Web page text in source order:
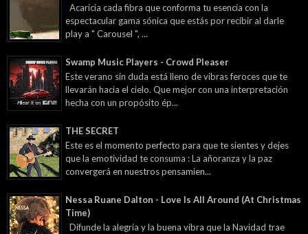
Acaricia cada fibra que conforma tu esencia con la
espectacular gama sónica que estás por recibir al darle
play a " Carousel ", ...
Swamp Music Players - Crowd Pleaser
Este verano sin duda está lleno de vibras feroces que te
llevarán hacia el cielo. Que mejor con una interpretación
hecha con un propósito ép...
THE SECRET
Este es el momento perfecto para que te sientes y dejes
que la emotividad te consuma : La añoranza y la paz
convergerá en nuestros pensamien...
Nessa Ruane Dalton - Love Is All Around (At Christmas
Time)
Difunde la alegría y la buena vibra que la Navidad trae